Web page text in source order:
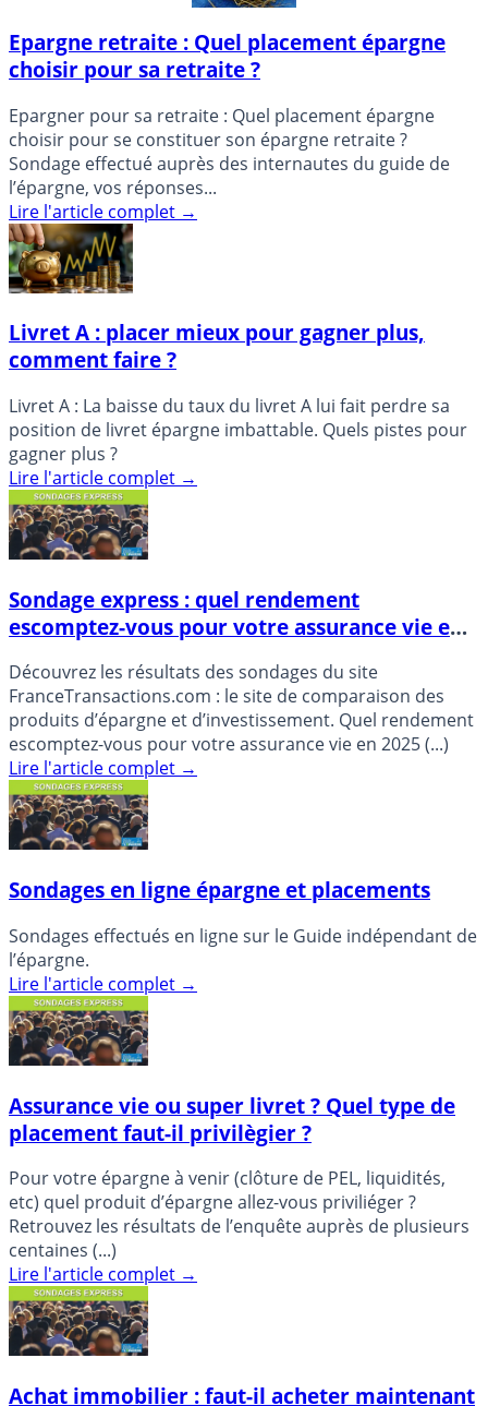
Epargne retraite : Quel placement épargne
choisir pour sa retraite ?
Epargner pour sa retraite : Quel placement épargne
choisir pour se constituer son épargne retraite ?
Sondage effectué auprès des internautes du guide de
l’épargne, vos réponses...
Lire l'article complet →
Livret A : placer mieux pour gagner plus,
comment faire ?
Livret A : La baisse du taux du livret A lui fait perdre sa
position de livret épargne imbattable. Quels pistes pour
gagner plus ?
Lire l'article complet →
Sondage express : quel rendement
escomptez-vous pour votre assurance vie en
Découvrez les résultats des sondages du site
FranceTransactions.com : le site de comparaison des
produits d’épargne et d’investissement. Quel rendement
escomptez-vous pour votre assurance vie en 2025 (...)
Lire l'article complet →
Sondages en ligne épargne et placements
Sondages effectués en ligne sur le Guide indépendant de
l’épargne.
Lire l'article complet →
Assurance vie ou super livret ? Quel type de
placement faut-il privilègier ?
Pour votre épargne à venir (clôture de PEL, liquidités,
etc) quel produit d’épargne allez-vous priviliéger ?
Retrouvez les résultats de l’enquête auprès de plusieurs
centaines (...)
Lire l'article complet →
Achat immobilier : faut-il acheter maintenant